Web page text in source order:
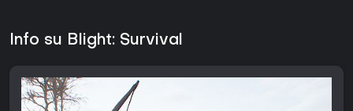
Info su Blight: Survival